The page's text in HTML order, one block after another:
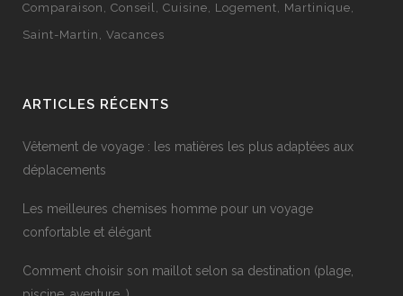
Comparaison
Conseil Cuisine Logement
Martinique
Saint-Martin
Vacances
ARTICLES RÉCENTS
Vêtement de voyage : les matières les plus adaptées aux
déplacements
Les meilleures chemises homme pour un voyage
confortable et élégant
Comment choisir son maillot selon sa destination (plage,